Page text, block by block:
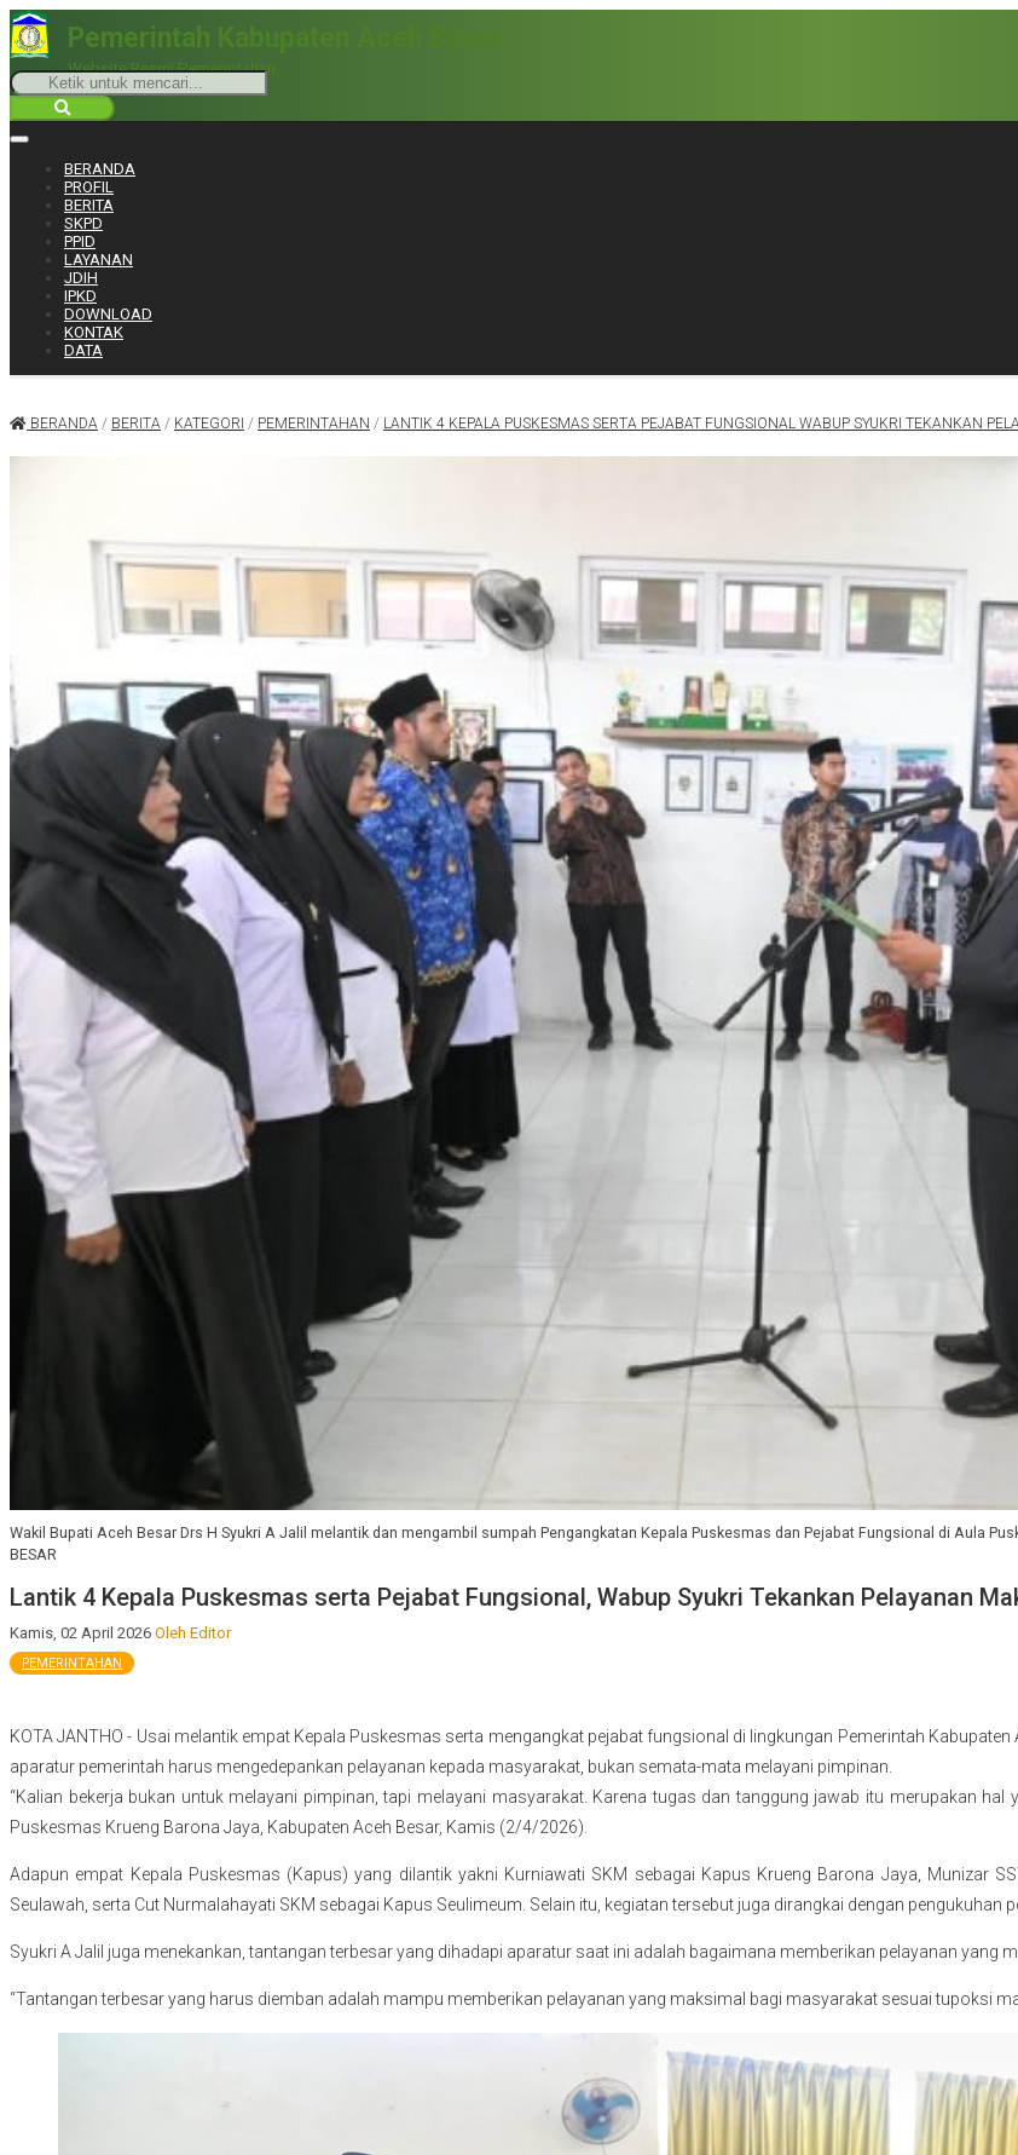
Pemerintah Kabupaten Aceh Besar
Website Resmi Pemerintahan
BERANDA
PROFIL
BERITA
SKPD
PPID
LAYANAN
JDIH
IPKD
DOWNLOAD
KONTAK
DATA
BERANDA / BERITA / KATEGORI / PEMERINTAHAN / LANTIK 4 KEPALA PUSKESMAS SERTA PEJABAT FUNGSIONAL WABUP SYUKRI TEKANKAN
Wakil Bupati Aceh Besar Drs H Syukri A Jalil melantik dan mengambil sumpah Pengangkatan Kepala Puskesmas dan Pejabat Fungsional di Aula
BESAR
Lantik 4 Kepala Puskesmas serta Pejabat Fungsional, Wabup Syukri Tekankan Pelayanan
Kamis, 02 April 2026 Oleh Editor
PEMERINTAHAN
KOTA JANTHO - Usai melantik empat Kepala Puskesmas serta mengangkat pejabat fungsional di lingkungan Pemerintah
aparatur pemerintah harus mengedepankan pelayanan kepada masyarakat, bukan semata-mata melayani pimpinan.
“Kalian bekerja bukan untuk melayani pimpinan, tapi melayani masyarakat. Karena tugas dan tanggung jawab itu merupakan
Puskesmas Krueng Barona Jaya, Kabupaten Aceh Besar, Kamis (2/4/2026).
Adapun empat Kepala Puskesmas (Kapus) yang dilantik yakni Kurniawati SKM sebagai Kapus Krueng Barona Jaya, Munizar
Seulawah, serta Cut Nurmalahayati SKM sebagai Kapus Seulimeum. Selain itu, kegiatan tersebut juga dirangkai dengan pengukuhan
Syukri A Jalil juga menekankan, tantangan terbesar yang dihadapi aparatur saat ini adalah bagaimana memberikan pelayanan
“Tantangan terbesar yang harus diemban adalah mampu memberikan pelayanan yang maksimal bagi masyarakat sesuai tupoksi